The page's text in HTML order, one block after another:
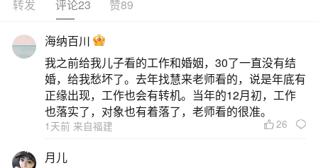
生活中像梦见骑车爬坡轻松滑下都是很常见的
问题，但是小问题不注意可能会引起大麻烦，下面
就这个问题给大家做一些解读：
一、梦见骑自行车爬坡是什么意思？
男性梦见骑自行车爬坡：说明万事如意，运气
佳，事业上也会有不错的发展契机，好好把握。中
转发 评论23 赞89
海纳百川
我之前给我儿子看的工作和婚姻，30了一直没有结
婚，给我愁坏了。去年找慧来老师看的，说是年底有
正缘出现，工作也会有转机。当年的12月初，工作
也落实了，对象也有着落了，老师看的很准。
1天前 来自福建 26
月儿